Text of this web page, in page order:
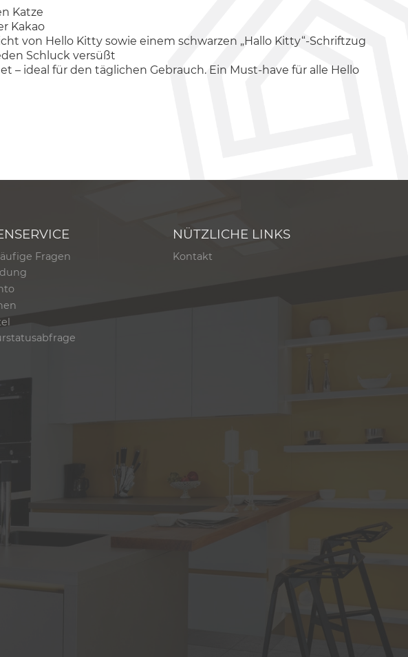
Katze
Kakao
von Hello Kitty sowie einem schwarzen „Hallo Kitty“-Schriftzug
Schluck versüßt
– ideal für den täglichen Gebrauch. Ein Must-have für alle Hello
Fragen
NÜTZLICHE LINKS
Kontakt